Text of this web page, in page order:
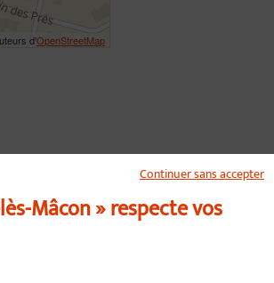
d'OpenStreetMap
Continuer sans accepter
Mâcon » respecte vos